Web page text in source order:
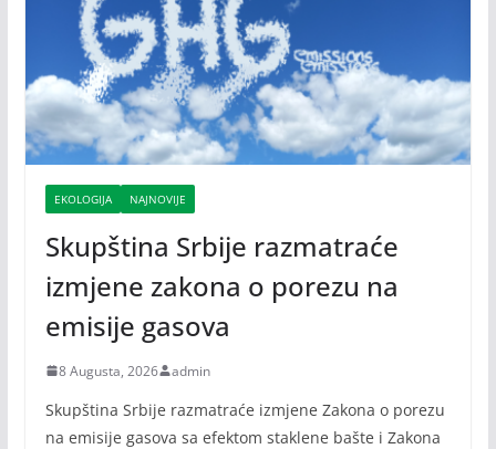
EKOLOGIJA NAJNOVIJE
Skupština Srbije razmatraće
izmjene zakona o porezu na
emisije gasova
8 Augusta, 2026 admin
Skupština Srbije razmatraće izmjene Zakona o porezu
na emisije gasova sa efektom staklene bašte i Zakona